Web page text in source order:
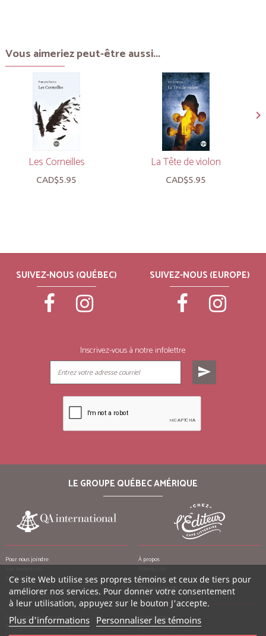
Vous aimeriez peut-être aussi...
Les Corneilles
CAD$5.95
La Tête de violon
CAD$5.95
SUIVEZ-NOUS (QUÉBEC) SUIVEZ-NOUS (EUROPE)
Inscrivez-vous à notre infolettre
send
LE GROUPE QUÉBEC AMÉRIQUE
Pour nous joindre
Emplois
À propos
Crédits
Remerciements
Conditions d’utilisation
Politique de confidentialité
Mon compte
Mes commandes
Ce site Web utilise ses propres témoins et ceux de tiers pour
améliorer nos services. Pour donner votre consentement
à leur utilisation, appuyez sur le bouton J'accepte.
Plus d'informations Personnaliser les témoins